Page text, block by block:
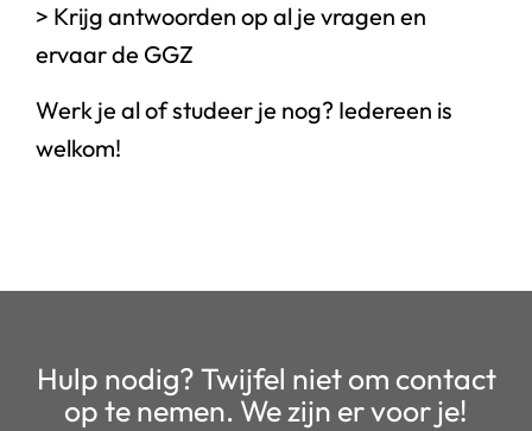
> Krijg antwoorden op al je vragen en
ervaar de GGZ
Werk je al of studeer je nog? Iedereen is
welkom!
Hulp nodig? Twijfel niet om contact
op te nemen. We zijn er voor je!